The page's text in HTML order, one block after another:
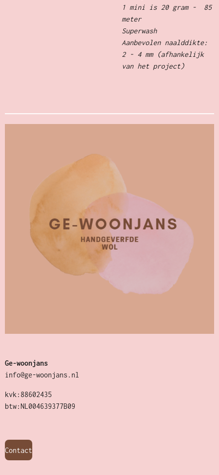
1 mini is 20 gram - 85
meter
Superwash
Aanbevolen naalddikte:
2 - 4 mm (afhankelijk
van het project)
Ge-woonjans
info@ge-woonjans.nl
kvk:88602435
btw:NL004639377B09
Contact